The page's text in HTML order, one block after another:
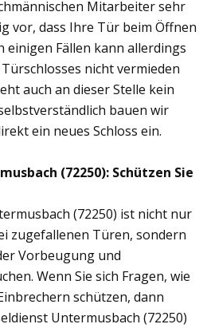
Mitarbeiter sehr
vor, dass Ihre Tür beim Öffnen
einigen Fällen kann allerdings
nicht vermieden
auch an dieser Stelle kein
bauen wir
ein neues Schloss ein.
(72250): Schützen Sie
(72250) ist nicht nur
zugefallenen Türen, sondern
Vorbeugung und
Wenn Sie sich Fragen, wie
schützen, dann
Untermusbach (72250)